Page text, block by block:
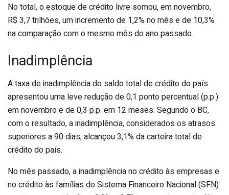
No total, o estoque de crédito livre somou, em novembro,
R$ 3,7 trilhões, um incremento de 1,2% no mês e de 10,3%
na comparação com o mesmo mês do ano passado.
Inadimplência
A taxa de inadimplência do saldo total de crédito do país
apresentou uma leve redução de 0,1 ponto percentual (p.p.)
em novembro e de 0,3 p.p. em 12 meses. Segundo o BC,
com o resultado, a inadimplência, considerados os atrasos
superiores a 90 dias, alcançou 3,1% da carteira total de
crédito do país.
No mês passado, a inadimplência no crédito às empresas e
no crédito às famílias do Sistema Financeiro Nacional (SFN)